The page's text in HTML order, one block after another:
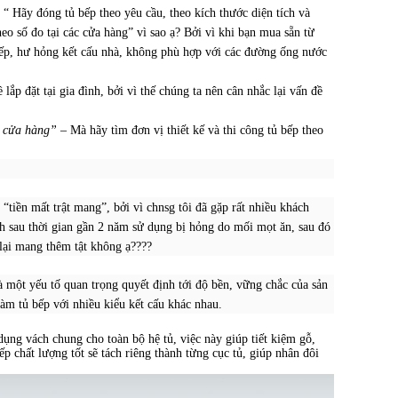
Hãy đóng tủ bếp theo yêu cầu, theo kích thước diện tích và
số đo tại các cửa hàng” vì sao ạ? Bởi vì khi bạn mua sẵn từ
hư hỏng kết cấu nhà, không phù hợp với các đường ống nước
đặt tại gia đình, bởi vì thế chúng ta nên cân nhắc lại vấn đề
hàng” – Mà hãy tìm đơn vị thiết kế và thi công tủ bếp theo
mất trật mang”, bởi vì chnsg tôi đã gặp rất nhiều khách
thời gian gần 2 năm sử dụng bị hỏng do mối mọt ăn, sau đó
mang thêm tật không ạ????
yếu tố quan trọng quyết định tới độ bền, vững chắc của sản
tủ bếp với nhiều kiểu kết cấu khác nhau.
vách chung cho toàn bộ hệ tủ, việc này giúp tiết kiệm gỗ,
chất lượng tốt sẽ tách riêng thành từng cục tủ, giúp nhân đôi